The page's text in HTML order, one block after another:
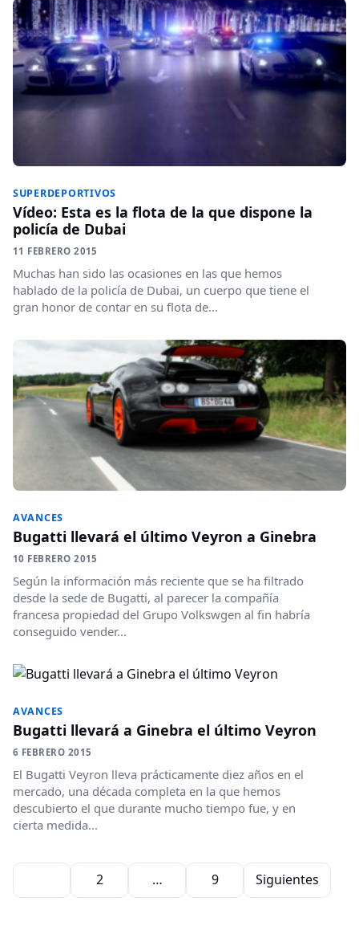
SUPERDEPORTIVOS
Vídeo: Esta es la flota de la que dispone la
policía de Dubai
11 FEBRERO 2015
Muchas han sido las ocasiones en las que hemos
hablado de la policía de Dubai, un cuerpo que tiene el
gran honor de contar en su flota de...
AVANCES
Bugatti llevará el último Veyron a Ginebra
10 FEBRERO 2015
Según la información más reciente que se ha filtrado
desde la sede de Bugatti, al parecer la compañía
francesa propiedad del Grupo Volkswgen al fin habría
conseguido vender...
AVANCES
Bugatti llevará a Ginebra el último Veyron
6 FEBRERO 2015
El Bugatti Veyron lleva prácticamente diez años en el
mercado, una década completa en la que hemos
descubierto el que durante mucho tiempo fue, y en
cierta medida...
Paginación de entradas
2 … 9 Siguientes